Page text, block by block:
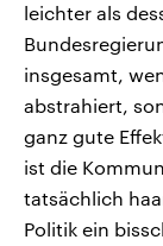
leichter als
insgesamt,
abstrahiert,
ganz gute
ist die
tatsächlich
Politik ein